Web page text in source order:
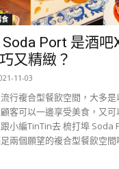
Port 是酒吧
又精緻？
11-03
行複合型餐飲空間，大多
客可以一邊享受美食，又
小編TinTin去 梳打埠 Soda
兩個願望的複合型餐飲空間